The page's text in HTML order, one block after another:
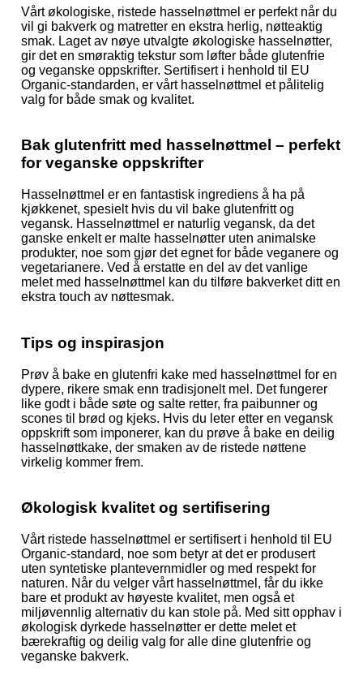
Vårt økologiske, ristede hasselnøttmel er perfekt når du
vil gi bakverk og matretter en ekstra herlig, nøtteaktig
smak. Laget av nøye utvalgte økologiske hasselnøtter,
gir det en smøraktig tekstur som løfter både glutenfrie
og veganske oppskrifter. Sertifisert i henhold til EU
Organic-standarden, er vårt hasselnøttmel et pålitelig
valg for både smak og kvalitet.
Bak glutenfritt med hasselnøttmel – perfekt
for veganske oppskrifter
Hasselnøttmel er en fantastisk ingrediens å ha på
kjøkkenet, spesielt hvis du vil bake glutenfritt og
vegansk. Hasselnøttmel er naturlig vegansk, da det
ganske enkelt er malte hasselnøtter uten animalske
produkter, noe som gjør det egnet for både veganere og
vegetarianere. Ved å erstatte en del av det vanlige
melet med hasselnøttmel kan du tilføre bakverket ditt en
ekstra touch av nøttesmak.
Tips og inspirasjon
Prøv å bake en glutenfri kake med hasselnøttmel for en
dypere, rikere smak enn tradisjonelt mel. Det fungerer
like godt i både søte og salte retter, fra paibunner og
scones til brød og kjeks. Hvis du leter etter en vegansk
oppskrift som imponerer, kan du prøve å bake en deilig
hasselnøttkake, der smaken av de ristede nøttene
virkelig kommer frem.
Økologisk kvalitet og sertifisering
Vårt ristede hasselnøttmel er sertifisert i henhold til EU
Organic-standard, noe som betyr at det er produsert
uten syntetiske plantevernmidler og med respekt for
naturen. Når du velger vårt hasselnøttmel, får du ikke
bare et produkt av høyeste kvalitet, men også et
miljøvennlig alternativ du kan stole på. Med sitt opphav i
økologisk dyrkede hasselnøtter er dette melet et
bærekraftig og deilig valg for alle dine glutenfrie og
veganske bakverk.